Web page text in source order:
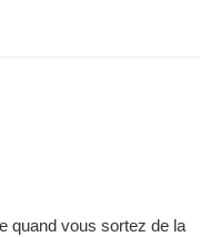
quand vous sortez de la